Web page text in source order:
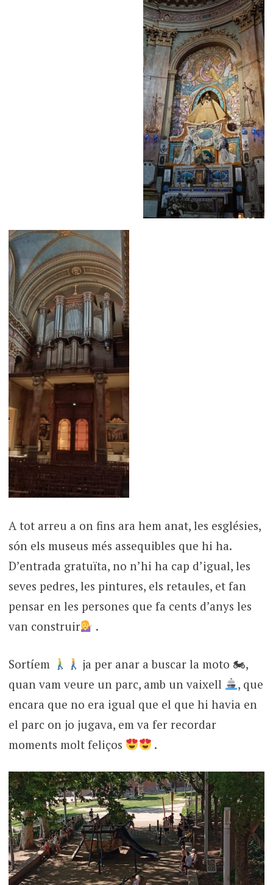
A tot arreu a on fins ara hem anat, les esglésies,
són els museus més assequibles que hi ha.
D’entrada gratuïta, no n’hi ha cap d’igual, les
seves pedres, les pintures, els retaules, et fan
pensar en les persones que fa cents d’anys les
van construir
.
Sortíem
ja per anar a buscar la moto 🏍,
quan vam veure un parc, amb un vaixell
, que
encara que no era igual que el que hi havia en
el parc on jo jugava, em va fer recordar
moments molt feliços
.